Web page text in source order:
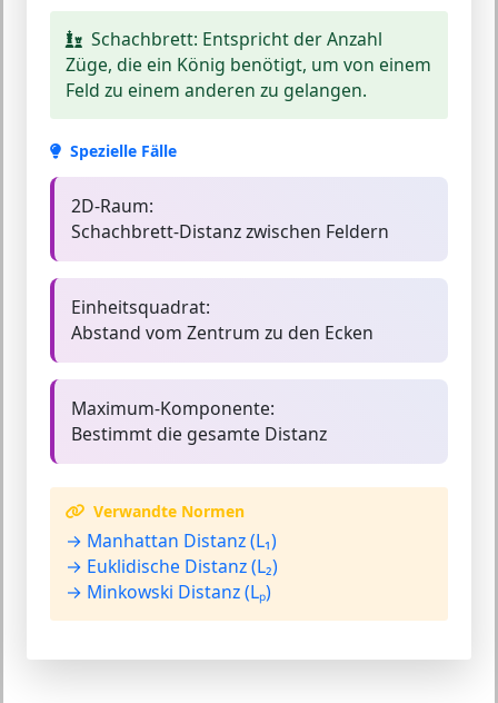
Schachbrett: Entspricht der Anzahl
Züge, die ein König benötigt, um von einem
Feld zu einem anderen zu gelangen.
Spezielle Fälle
2D-Raum:
Schachbrett-Distanz zwischen Feldern
Einheitsquadrat:
Abstand vom Zentrum zu den Ecken
Maximum-Komponente:
Bestimmt die gesamte Distanz
Verwandte Normen
→ Manhattan Distanz (L₁)
→ Euklidische Distanz (L₂)
→ Minkowski Distanz (Lₚ)